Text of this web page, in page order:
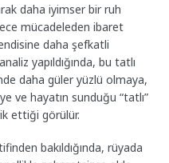
daha iyimser bir ruh
mücadeleden ibaret
daha şefkatli
yapıldığında, bu tatlı
daha güler yüzlü olmaya,
ve hayatın sunduğu “tatlı”
ettiği görülür.
bakıldığında, rüyada